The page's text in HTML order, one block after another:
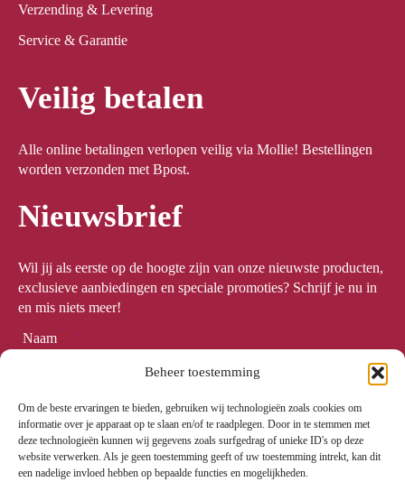
Beheer toestemming
Om de beste ervaringen te bieden, gebruiken wij technologieën zoals cookies om
informatie over je apparaat op te slaan en/of te raadplegen. Door in te stemmen met
deze technologieën kunnen wij gegevens zoals surfgedrag of unieke ID's op deze
website verwerken. Als je geen toestemming geeft of uw toestemming intrekt, kan dit
een nadelige invloed hebben op bepaalde functies en mogelijkheden.
Verzending & Levering
Service & Garantie
Veilig betalen
Alle online betalingen verlopen veilig via Mollie! Bestellingen
worden verzonden met Bpost.
Nieuwsbrief
Wil jij als eerste op de hoogte zijn van onze nieuwste producten,
exclusieve aanbiedingen en speciale promoties? Schrijf je nu in
en mis niets meer!
Naam *
Email *